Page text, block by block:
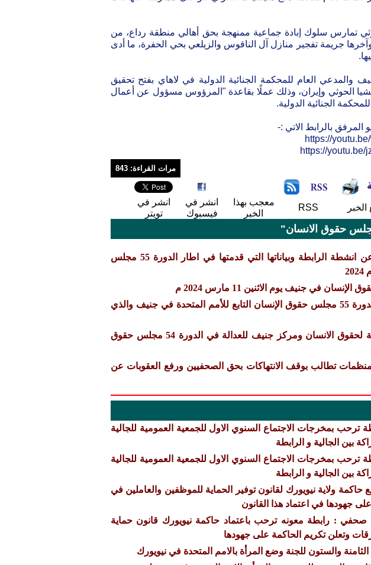
تمارس سلوك إبادة جماعية ممنهجة بحق أهالي منطقة رداع، من
جريمة تفجير منازل آل الناقوس والزيلعي بحي الحفرة، ما أدى
العام للمحكمة الجنائية الدولية في لاهاي بفتح تحقيق
الحوثي وإيران، وذلك عملًا بقاعدة "المرؤوس مسؤول عن أعمال
الجنائية الدولية.
المرفق بالرابط الاتي :-
https://
https://
مرات القراءة: 843
الخبر RSS
معجب بهذا
الخبر
انشر في
فيسبوك
انشر في
تويتر
حقوق الانسان"
تحديث صحفي هام : تقرير حقوقي دوري عن انشطة الرابطة وبياناتها التي قدمتها في اطار الدورة 55 مجلس
بمشاركة فريق من الرابطة ، اليوم افتتاح الدورة 55 مجلس حقوق الإنسان التابع للأمم المتحدة في جنيف والذي
بيان ختامي عن مشاركة فريق رابطة معونة لحقوق الانسان ومركز جنيف للعدالة في الدورة 54 مجلس حقوق
تطالب بوقف الانتهاكات بحق الصحفيين ورفع العقوبات عن
ترحب بمخرجات الاجتماع السنوي الاول للجمعية العمومية للجالية
بين الجالية و الرابطة
ترحب بمخرجات الاجتماع السنوي الاول للجمعية العمومية للجالية
بين الجالية و الرابطة
ولاية نيويورك لقانون توفير الحماية للموظفين والعاملين في
جهودها في اعتماد هذا القانون
صحفي : رابطة معونه ترحب باعتماد حاكمة نيويورك قانون حماية
وتعلن تكريم الحاكمة على جهودها
والستون للجنة وضع المرأة بالامم المتحدة في نيويورك